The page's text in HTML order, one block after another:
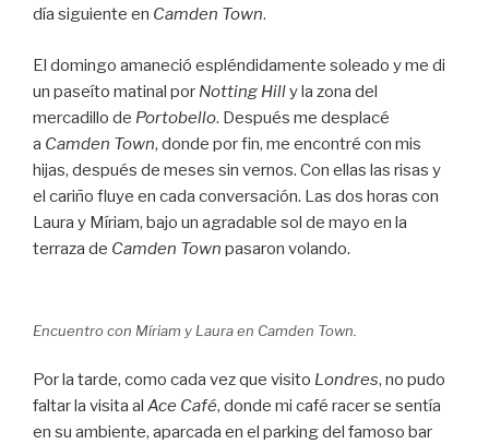
día siguiente en Camden Town.
El domingo amaneció espléndidamente soleado y me di
un paseíto matinal por Notting Hilly la zona del
mercadillo de Portobello. Después me desplacé
a Camden Town, donde por fin, me encontré con mis
hijas, después de meses sin vernos. Con ellas las risas y
el cariño fluye en cada conversación. Las dos horas con
Laura y Míriam, bajo un agradable sol de mayo en la
terraza de Camden Town pasaron volando.
Encuentro con Míriam y Laura en Camden Town.
Por la tarde, como cada vez que visito Londres, no pudo
faltar la visita al Ace Café, donde mi café racer se sentía
en su ambiente, aparcada en el parking del famoso bar